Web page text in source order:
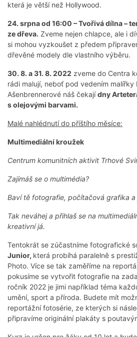
která je větší než Hollywood.
24. srpna od 16:00 – Tvořivá dílna –
ze dřeva. Zveme nejen chlapce, ale i
si mohou vyzkoušet z předem
dřevěné modely dle vlastního výběru.
30. 8. a 31. 8. 2022 zveme do Centra
rádi malují, neboť pod vedením malířky
Ašenbrennerové náš čekajídny
s olejovými barvami.
Malé nahlédnutí do příštího měsíce:
Multimediální kroužek
Centrum komunitních aktivit Trhové
Zajímáš se o multimédia?
Baví tě fotografie, počítačová grafika
Tak neváhej a přihlaš se na
kreativní já.
Tentokrát se zúčastníme fotografické
Junior, která probíhá paralelně s
Photo. Více se tak zaměříme na
pokusíme se vytvořit fotografie na
ročník 2022 je jimi například téma
umění, sport a příroda. Budete mít
reportážní fotosérie, ze kterých si
připravíme originální plakáty s